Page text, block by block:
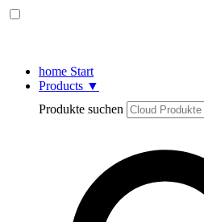
home Start
Products ▼
Produkte suchen